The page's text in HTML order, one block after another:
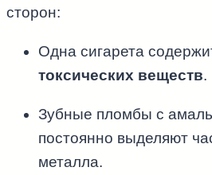
сторон:
Одна сигарета
токсических веществ.
Зубные пломбы с
постоянно выделяют
металла.